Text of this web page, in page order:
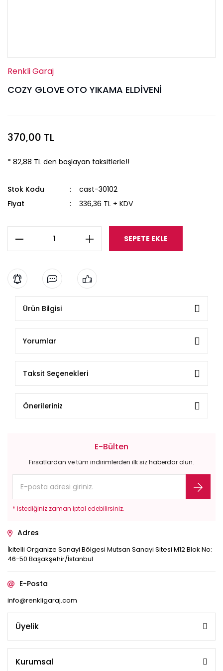
Renkli Garaj
COZY GLOVE OTO YIKAMA ELDİVENİ
370,00 TL
* 82,88 TL den başlayan taksitlerle!!
Stok Kodu
cast-30102
Fiyat
336,36 TL + KDV
SEPETE EKLE
Ürün Bilgisi
Yorumlar
Taksit Seçenekleri
Önerileriniz
E-Bülten
Fırsatlardan ve tüm indirimlerden ilk siz haberdar olun.
* istediğiniz zaman iptal edebilirsiniz.
Adres
İkitelli Organize Sanayi Bölgesi Mutsan Sanayi Sitesi M12 Blok No:
46-50 Başakşehir/İstanbul
E-Posta
info@renkligaraj.com
Üyelik
Kurumsal